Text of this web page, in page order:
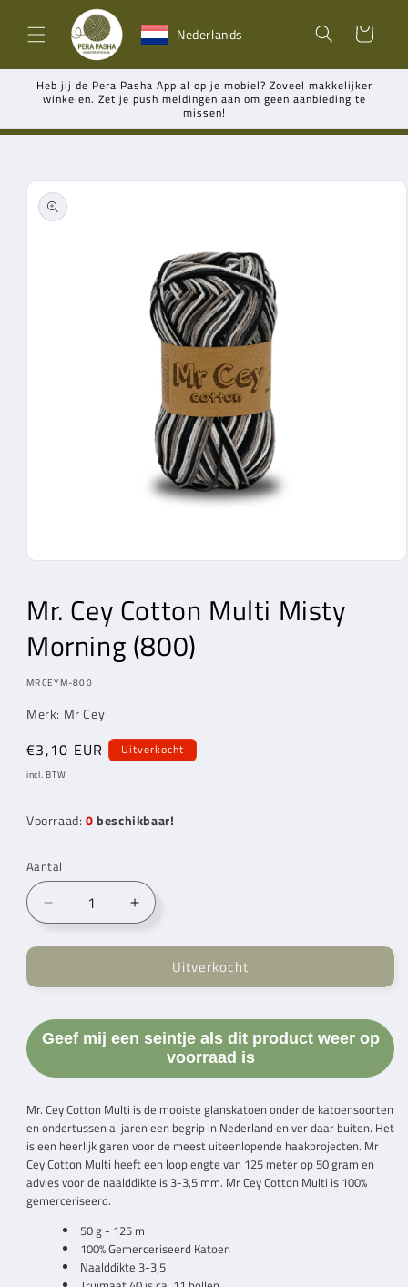
naar de
content Nederlands Winkelwagen
Heb jij de Pera Pasha App al op je mobiel? Zoveel makkelijker
winkelen. Zet je push meldingen aan om geen aanbieding te
missen!
direct naar
in
modaal
Mr. CeyCotton Multi Misty
Morning (800)
MODEL:
MRCEYM-800
Merk: Mr Cey
Normale
prijs
€3,10 EUR Uitverkocht
incl. BTW
Voorraad: 0 beschikbaar!
Aantal
Aantal
verlagen
voor
Cey
Multi
Misty
(800)
Aantal
verhogen
voor
Cey
Multi
Misty
Morning
(800)
Uitverkocht
Geef mij een seintje als dit product weer op
voorraad is
Mr. CeyCotton Multi is de mooiste glanskatoen onder de katoensoorten
en ondertussen al jaren een begrip in Nederland en ver daar buiten. Het
is een heerlijk garen voor de meest uiteenlopende haakprojecten. Mr
CeyCotton Multi heeft een looplengte van 125 meter op 50 gram en
advies voor de naalddikte is 3-3,5 mm. Mr CeyCotton Multi is 100%
gemerceriseerd.
50 g - 125 m
100% Gemerceriseerd Katoen
Naalddikte 3-3,5